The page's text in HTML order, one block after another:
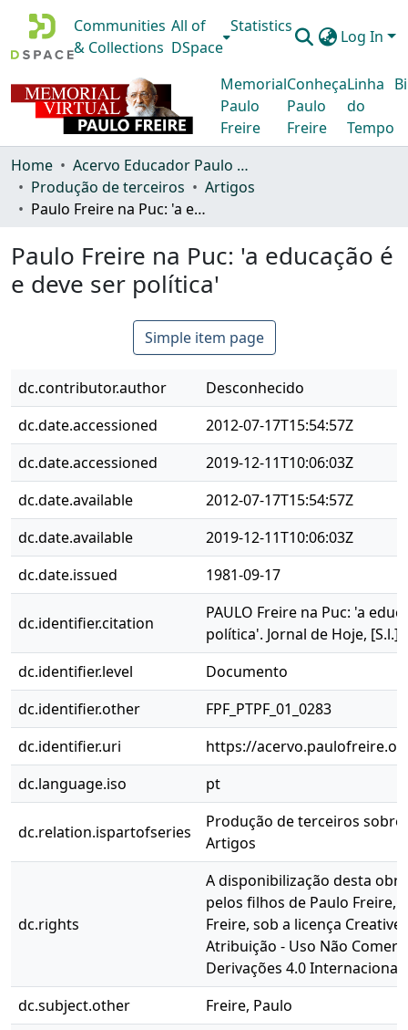
Communities
& Collections
All of
DSpace
Statistics
Log In
Memorial
Paulo
Freire
Conheça
Paulo
Freire
Linha
do
Tempo
Home
Acervo Educador Paulo Freire
Produção de terceiros
Artigos
Paulo Freire na Puc: 'a educação é e deve ser política'
Paulo Freire na Puc: 'a educação é
e deve ser política'
Simple item page
dc.contributor.author
Desconhecido
dc.date.accessioned
2012-07-17T15:54:57Z
dc.date.accessioned
2019-12-11T10:06:03Z
dc.date.available
2012-07-17T15:54:57Z
dc.date.available
2019-12-11T10:06:03Z
dc.date.issued
1981-09-17
dc.identifier.citation
PAULO Freire na Puc: 'a
política'. Jornal de Hoje, [S.l.],
dc.identifier.level
Documento
dc.identifier.other
FPF_PTPF_01_0283
dc.identifier.uri
https://
dc.language.iso
pt
dc.relation.ispartofseries
Produção de terceiros sobre
Artigos
dc.rights
A disponibilização desta
pelos filhos de Paulo Freire,
Freire, sob a licença
Atribuição - Uso Não
Derivações 4.0 Internacional
dc.subject.other
Freire, Paulo